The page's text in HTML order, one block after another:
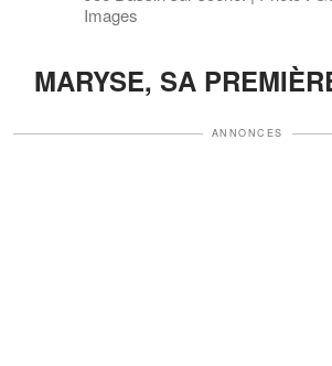
Images
MARYSE, SA
ANNONCES